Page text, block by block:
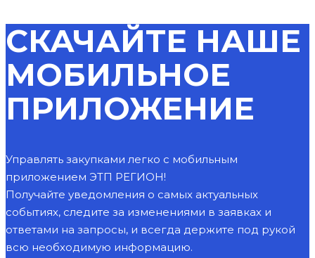
СКАЧАЙТЕ НАШЕ
МОБИЛЬНОЕ
ПРИЛОЖЕНИЕ
Управлять закупками легко с мобильным
приложением ЭТП РЕГИОН!
Получайте уведомления о самых актуальных
событиях, следите за изменениями в заявках и
ответами на запросы, и всегда держите под рукой
всю необходимую информацию.